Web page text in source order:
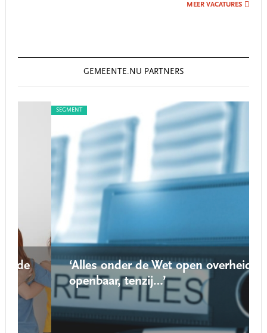
MEER VACATURES
GEMEENTE.NU PARTNERS
‘Alles onder de Wet open overheid is
openbaar, tenzij…’